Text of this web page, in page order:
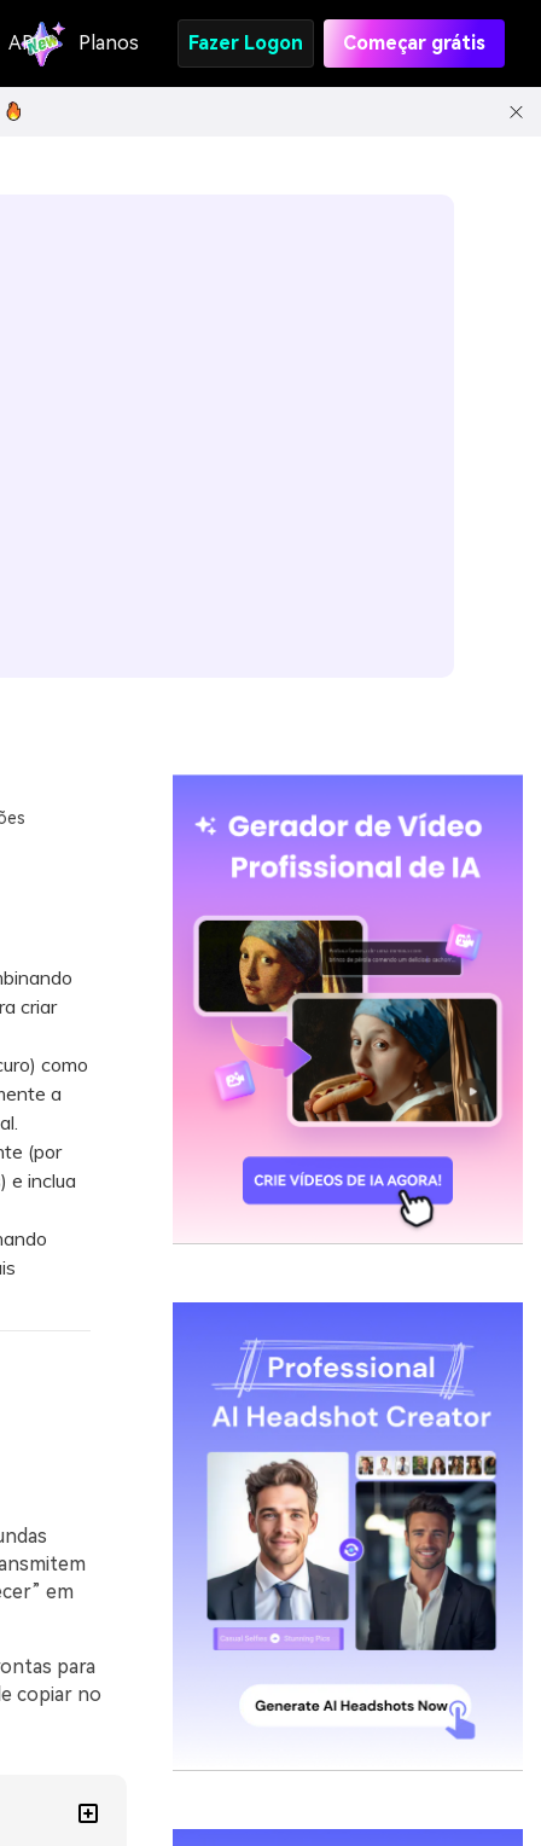
API Planos Fazer Logon Começar grátis
criar
como
a
(por
e inclua
em
para
copiar no